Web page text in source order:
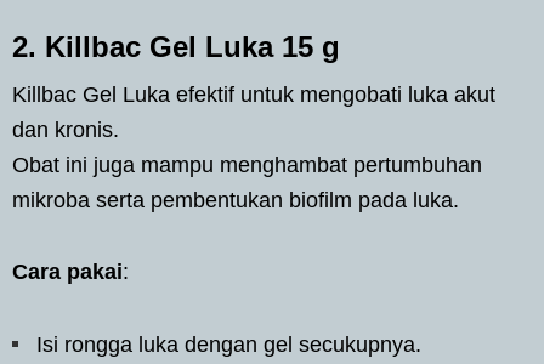
2. Killbac Gel Luka 15 g
Killbac Gel Luka efektif untuk mengobati luka akut
dan kronis.
Obat ini juga mampu menghambat pertumbuhan
mikroba serta pembentukan biofilm pada luka.
Cara pakai:
Isi rongga luka dengan gel secukupnya.